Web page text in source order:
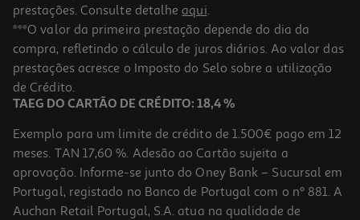
1.0
Arca Horizontal Junex B 105l Chj 150 N24
219.99 €/un
219,99 €
prestações. Consulte detalhe aqui.
***O valor da primeira prestação depende do dia da
compra, refletindo o cálculo de juros diários. Ao valor das
prestações acresce o Imposto do Selo sobre a utilização
de Crédito.
TAEG DO CARTÃO DE CRÉDITO: 18,4 %
Exemplo para um limite de crédito de 1.500€ pago em 12
meses. TAN 17,60 %. Adesão ao Cartão sujeita a
aprovação. Informe-se junto do Oney Bank – Sucursal em
Portugal, registado no Banco de Portugal com o nº 881. A
Auchan Retail Portugal, S.A. atua na qualidade de